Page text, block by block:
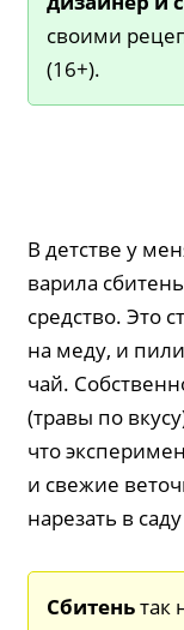
своими
(16+).
В детстве у
варила
средство. Это
на меду, и
чай.
(травы по
что
и свежие
нарезать в
Сбитеньтак